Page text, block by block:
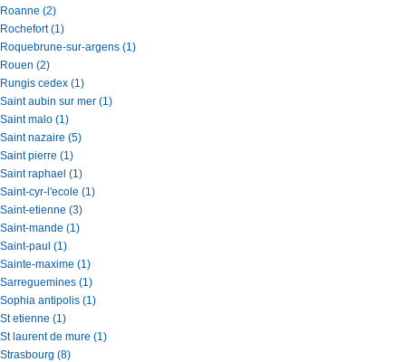
Roanne (2)
Rochefort (1)
Roquebrune-sur-argens (1)
Rouen (2)
Rungis cedex (1)
Saint aubin sur mer (1)
Saint malo (1)
Saint nazaire (5)
Saint pierre (1)
Saint raphael (1)
Saint-cyr-l'ecole (1)
Saint-etienne (3)
Saint-mande (1)
Saint-paul (1)
Sainte-maxime (1)
Sarreguemines (1)
Sophia antipolis (1)
St etienne (1)
St laurent de mure (1)
Strasbourg (8)